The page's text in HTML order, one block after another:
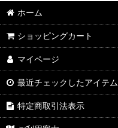
ホーム
ショッピングカート
マイページ
最近チェックしたアイテム
特定商取引法表示